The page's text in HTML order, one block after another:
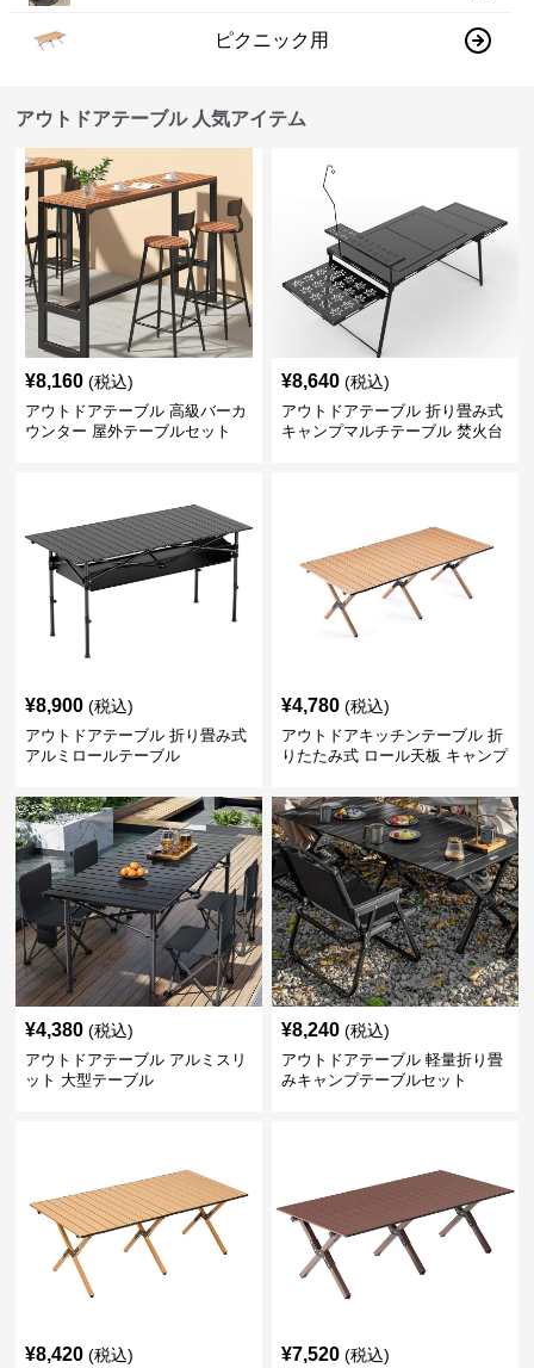
ピクニック用
アウトドアテーブル 人気アイテム
¥8,160 (税込)
アウトドアテーブル 高級バーカ
ウンター 屋外テーブルセット
¥8,640 (税込)
アウトドアテーブル 折り畳み式
キャンプマルチテーブル 焚火台
¥8,900 (税込)
アウトドアテーブル 折り畳み式
アルミロールテーブル
¥4,780 (税込)
アウトドアキッチンテーブル 折
りたたみ式 ロール天板 キャンプ
¥4,380 (税込)
アウトドアテーブル アルミスリ
ット 大型テーブル
¥8,240 (税込)
アウトドアテーブル 軽量折り畳
みキャンプテーブルセット
¥8,420 (税込) ¥7,520 (税込)